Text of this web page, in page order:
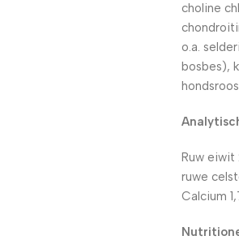
choline
o.a.
bosbes),
Ruw eiwit
ruwe
Calcium